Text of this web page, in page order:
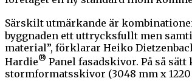
Särskilt utmärkande är
byggnaden ett uttrycksfullt men
material”, förklarar Heiko
Hardie® Panel fasadskivor. På så
stormformatsskivor (3048 mm x 1220